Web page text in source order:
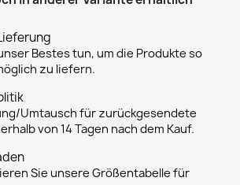
Bestes tun, um die Produkte so
zu liefern.
Umtausch für zurückgesendete
von 14 Tagen nach dem Kauf.
Sie unsere Größentabelle für